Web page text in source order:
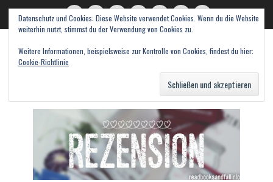
TwitterE-
Mail
Feed WordPress
PinterestInstagramWebseite
read books and fall in love
Datenschutz und Cookies: Diese Website verwendet Cookies. Wenn du die Website
weiterhin nutzt, stimmst du der Verwendung von Cookies zu.
Weitere Informationen, beispielsweise zur Kontrolle von Cookies, findest du hier:
Cookie-Richtlinie